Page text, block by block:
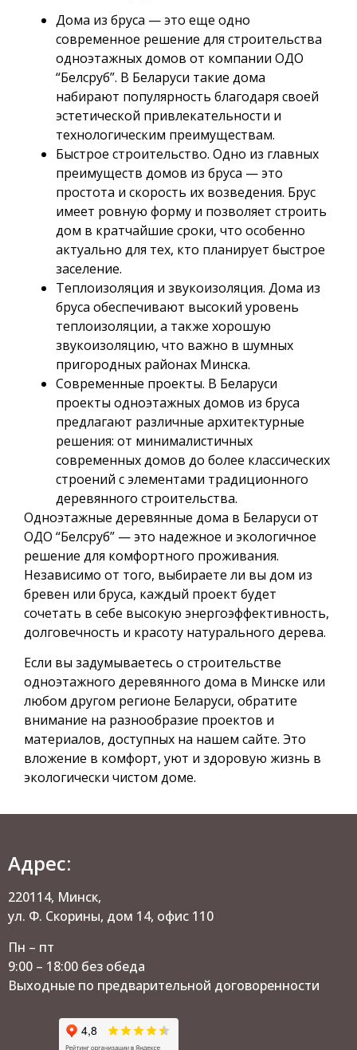
Дома из бруса — это еще одно
современное решение для строительства
одноэтажных домов от компании ОДО
“Белсруб”. В Беларуси такие дома
набирают популярность благодаря своей
эстетической привлекательности и
технологическим преимуществам.
Быстрое строительство. Одно из главных
преимуществ домов из бруса — это
простота и скорость их возведения. Брус
имеет ровную форму и позволяет строить
дом в кратчайшие сроки, что особенно
актуально для тех, кто планирует быстрое
заселение.
Теплоизоляция и звукоизоляция. Дома из
бруса обеспечивают высокий уровень
теплоизоляции, а также хорошую
звукоизоляцию, что важно в шумных
пригородных районах Минска.
Современные проекты. В Беларуси
проекты одноэтажных домов из бруса
предлагают различные архитектурные
решения: от минималистичных
современных домов до более классических
строений с элементами традиционного
деревянного строительства.
Одноэтажные деревянные дома в Беларуси от
ОДО “Белсруб” — это надежное и экологичное
решение для комфортного проживания.
Независимо от того, выбираете ли вы дом из
бревен или бруса, каждый проект будет
сочетать в себе высокую энергоэффективность,
долговечность и красоту натурального дерева.
Если вы задумываетесь о строительстве
одноэтажного деревянного дома в Минске или
любом другом регионе Беларуси, обратите
внимание на разнообразие проектов и
материалов, доступных на нашем сайте. Это
вложение в комфорт, уют и здоровую жизнь в
экологически чистом доме.
Адрес:
220114, Минск,
ул. Ф. Скорины, дом 14, офис 110
Пн – пт
9:00 – 18:00 без обеда
Выходные по предварительной договоренности